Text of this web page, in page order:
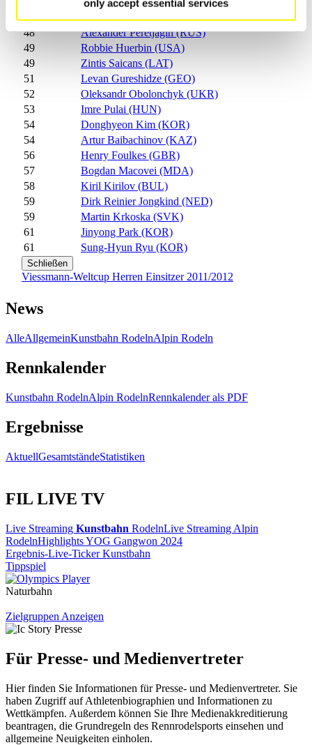
only accept essential services
46
Arturs Darznieks (LAT)
48
Alexander Peretjagin (RUS)
49
Robbie Huerbin (USA)
49
Zintis Saicans (LAT)
51
Levan Gureshidze (GEO)
52
Oleksandr Obolonchyk (UKR)
53
Imre Pulai (HUN)
54
Donghyeon Kim (KOR)
54
Artur Baibachinov (KAZ)
56
Henry Foulkes (GBR)
57
Bogdan Macovei (MDA)
58
Kiril Kirilov (BUL)
59
Dirk Reinier Jongkind (NED)
59
Martin Krkoska (SVK)
61
Jinyong Park (KOR)
61
Sung-Hyun Ryu (KOR)
Schließen
Viessmann-Weltcup Herren Einsitzer 2011/2012
News
AlleAllgemeinKunstbahn RodelnAlpin Rodeln
Rennkalender
Kunstbahn RodelnAlpin RodelnRennkalender als PDF
Ergebnisse
AktuellGesamtständeStatistiken
FIL LIVE TV
Live Streaming Kunstbahn RodelnLive Streaming Alpin
RodelnHighlights YOG Gangwon 2024
Ergebnis-Live-Ticker Kunstbahn
Tippspiel
Naturbahn
Zielgruppen Anzeigen
Für Presse- und Medienvertreter
Hier finden Sie Informationen für Presse- und Medienvertreter. Sie
haben Zugriff auf Athletenbiographien und Informationen zu
Wettkämpfen. Außerdem können Sie Ihre Medienakkreditierung
beantragen, die Grundregeln des Rennrodelsports einsehen und
allgemeine Neuigkeiten einholen.